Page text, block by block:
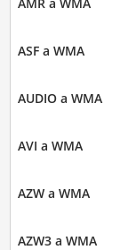
ASF a WMA
AUDIO a WMA
AVI a WMA
AZW a WMA
AZW3 a WMA